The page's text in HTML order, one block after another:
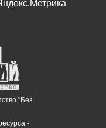
"Без
-